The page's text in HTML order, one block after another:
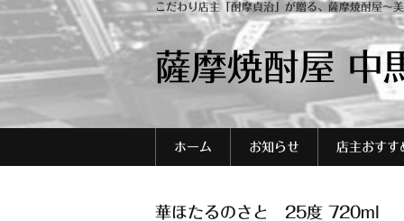
こだわり店主「酎摩貞治」が贈る、薩摩焼酎屋～
薩摩焼酎屋 中
ホーム お知らせ 店主おすす
華ほたるのさと 25度 720ml